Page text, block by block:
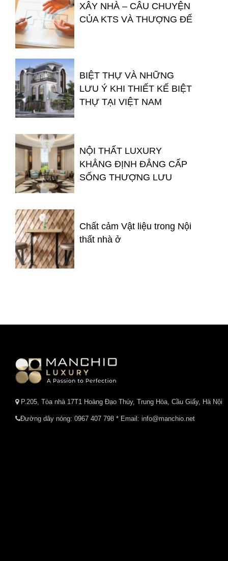
XÂY NHÀ – CÂU CHUYỆN
CỦA KTS VÀ THƯỢNG ĐẾ
BIỆT THỰ VÀ NHỮNG
LƯU Ý KHI THIẾT KẾ BIỆT
THỰ TẠI VIỆT NAM
NỘI THẤT LUXURY
KHẲNG ĐỊNH ĐẲNG CẤP
SỐNG THƯỢNG LƯU
Chất cảm Vật liệu trong Nội
thất nhà ở
P.205, Tòa nhà 17T1 Hoàng Đạo Thúy, Trung Hòa, Cầu Giấy, Hà Nội
Đường dây nóng: 0967 407 798 * Email: info@manchio.net